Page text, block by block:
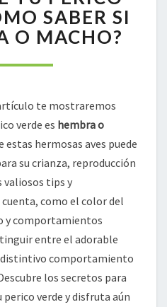
DE
TU
PERICO
¿CÓMO
SI
HEMBRA
O
MACHO?
SABER SI
O MACHO?
te mostraremos
verde es hembra o
estas hermosas aves puede
su crianza, reproducción
valiosos tips y
como el color del
y comportamientos
entre el adorable
distintivo comportamiento
los secretos para
verde y disfruta aún